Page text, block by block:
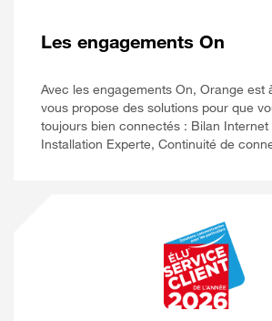
Les engagements On
Avec les engagements On, Orange est
vous propose des solutions pour que
toujours bien connectés : Bilan Internet
Installation Experte, Continuité de